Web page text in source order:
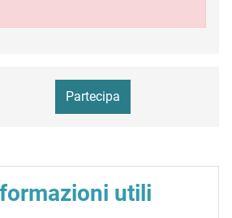
Partecipa
utili